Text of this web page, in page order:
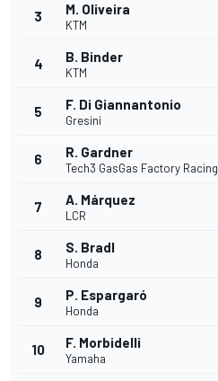
3 M. Oliveira
KTM
4 B. Binder
KTM
5 F. Di Giannantonio
Gresini
6 R. Gardner
Tech3 GasGas Factory Racing
7 A. Márquez
LCR
8 S. Bradl
Honda
9 P. Espargaró
Honda
10 F. Morbidelli
Yamaha